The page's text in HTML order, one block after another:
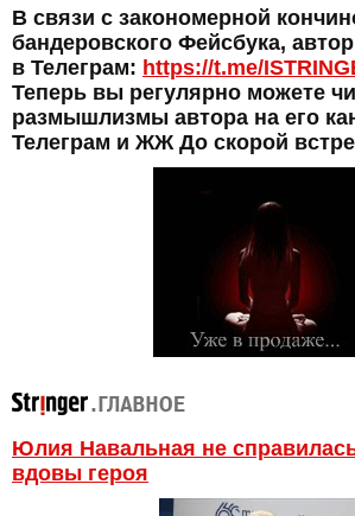
В связи с закономерной
бандеровского Фейсбука,
в Телеграм: https://t.me/
Теперь вы регулярно можете
размышлизмы автора на его
Телеграм и ЖЖ До скорой
Юлия Навальная не
вдовы героя